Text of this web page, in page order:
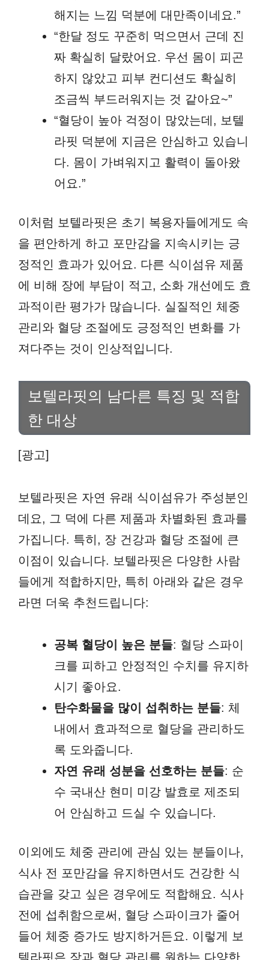
해지는 느낌 덕분에 대만족이네요.”
“한달 정도 꾸준히 먹으면서 근데 진
짜 확실히 달랐어요. 우선 몸이 피곤
하지 않았고 피부 컨디션도 확실히
조금씩 부드러워지는 것 같아요~”
“혈당이 높아 걱정이 많았는데, 보텔
라핏 덕분에 지금은 안심하고 있습니
다. 몸이 가벼워지고 활력이 돌아왔
어요.”
이처럼 보텔라핏은 초기 복용자들에게도 속
을 편안하게 하고 포만감을 지속시키는 긍
정적인 효과가 있어요. 다른 식이섬유 제품
에 비해 장에 부담이 적고, 소화 개선에도 효
과적이란 평가가 많습니다. 실질적인 체중
관리와 혈당 조절에도 긍정적인 변화를 가
져다주는 것이 인상적입니다.
보텔라핏의 남다른 특징 및 적합
한 대상
[광고]
보텔라핏은 자연 유래 식이섬유가 주성분인
데요, 그 덕에 다른 제품과 차별화된 효과를
가집니다. 특히, 장 건강과 혈당 조절에 큰
이점이 있습니다. 보텔라핏은 다양한 사람
들에게 적합하지만, 특히 아래와 같은 경우
라면 더욱 추천드립니다:
공복 혈당이 높은 분들: 혈당 스파이
크를 피하고 안정적인 수치를 유지하
시기 좋아요.
탄수화물을 많이 섭취하는 분들: 체
내에서 효과적으로 혈당을 관리하도
록 도와줍니다.
자연 유래 성분을 선호하는 분들: 순
수 국내산 현미 미강 발효로 제조되
어 안심하고 드실 수 있습니다.
이외에도 체중 관리에 관심 있는 분들이나,
식사 전 포만감을 유지하면서도 건강한 식
습관을 갖고 싶은 경우에도 적합해요. 식사
전에 섭취함으로써, 혈당 스파이크가 줄어
들어 체중 증가도 방지하거든요. 이렇게 보
텔라핏은 장과 혈당 관리를 원하는 다양한